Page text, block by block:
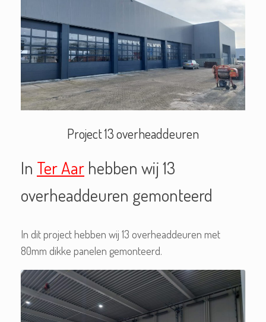
Project 13 overheaddeuren
In Ter Aar hebben wij 13
overheaddeuren gemonteerd
In dit project hebben wij 13 overheaddeuren met
80mm dikke panelen gemonteerd.